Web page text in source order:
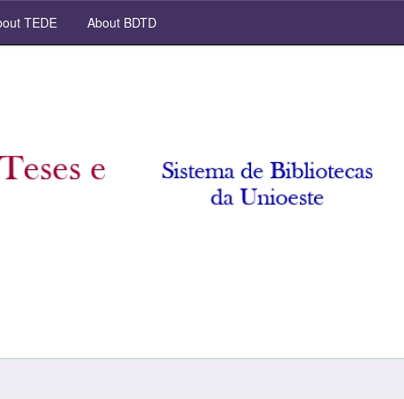
TEDE About BDTD